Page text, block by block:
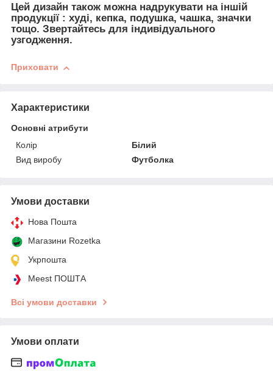
Цей дизайн також можна надрукувати на іншій
продукції : худі, кепка, подушка, чашка, значки
тощо. Звертайтесь для індивідуального
узгодження.
Приховати
Характеристики
Основні атрибути
Колір
Білий
Вид виробу
Футболка
Умови доставки
Нова Пошта
Магазини Rozetka
Укрпошта
Meest ПОШТА
Всі умови доставки
Умови оплати